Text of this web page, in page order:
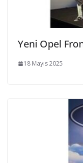
Yeni Opel
18 Mayıs 2025